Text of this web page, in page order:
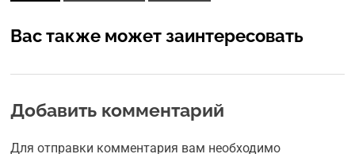
Вас также может заинтересовать
Добавить комментарий
Для отправки комментария вам необходимо